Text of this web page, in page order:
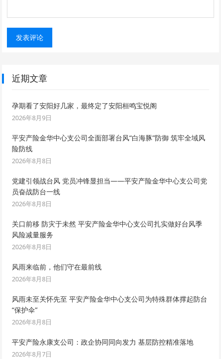
近期文章
孕期看了安阳好几家，最终定了安阳桓鸣宝悦阁
2026年8月9日
平安产险金华中心支公司全面部署台风“白海豚”防御 筑牢全域风
险防线
2026年8月8日
党建引领战台风 党员冲锋显担当——平安产险金华中心支公司党
员奋战防台一线
2026年8月8日
关口前移 防灾于未然 平安产险金华中心支公司扎实做好台风季
风险减量服务
2026年8月8日
风雨来临前，他们守在最前线
2026年8月8日
风雨未至关怀先至 平安产险金华中心支公司为特殊群体撑起防台
“保护伞”
2026年8月8日
平安产险永康支公司：政企协同同向发力 基层防控精准落地
2026年8月7日